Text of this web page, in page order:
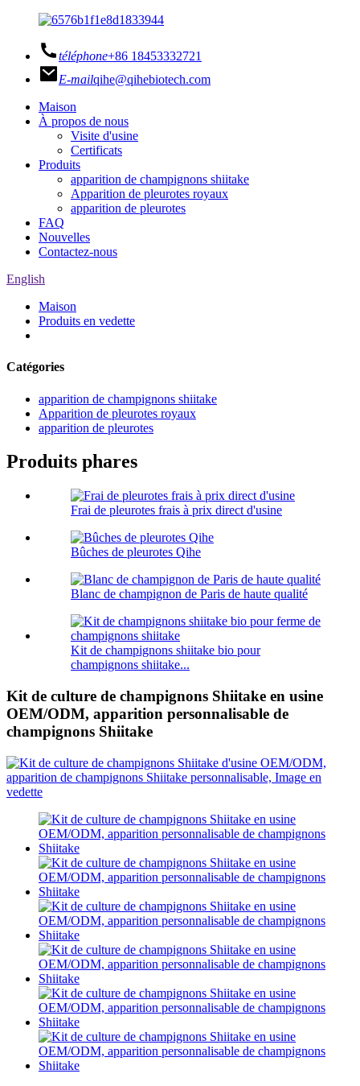
téléphone+86 18453332721
E-mailqihe@qihebiotech.com
Maison
À propos de nous
Visite d'usine
Certificats
Produits
apparition de champignons shiitake
Apparition de pleurotes royaux
apparition de pleurotes
FAQ
Nouvelles
Contactez-nous
English
Maison
Produits en vedette
Catégories
apparition de champignons shiitake
Apparition de pleurotes royaux
apparition de pleurotes
Produits phares
Frai de pleurotes frais à prix direct d'usine
Bûches de pleurotes Qihe
Blanc de champignon de Paris de haute qualité
Kit de champignons shiitake bio pour
champignons shiitake...
Kit de culture de champignons Shiitake en usine
OEM/ODM, apparition personnalisable de
champignons Shiitake